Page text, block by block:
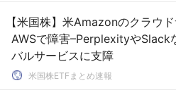
【米国株】米Amazonのクラウ
AWSで障害–PerplexityやSlack
バルサービスに支障
米国株ETFまとめ速報